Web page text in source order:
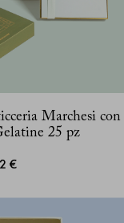
Marchesi con
25 pz
€